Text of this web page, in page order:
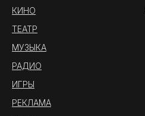
КИНО
ТЕАТР
МУЗЫКА
РАДИО
ИГРЫ
РЕКЛАМА